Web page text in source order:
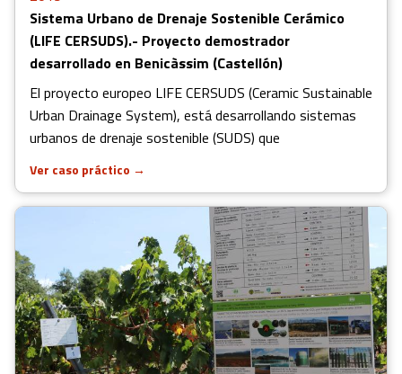
Sistema Urbano de Drenaje Sostenible Cerámico
(LIFE CERSUDS).- Proyecto demostrador
desarrollado en Benicàssim (Castellón)
El proyecto europeo LIFE CERSUDS (Ceramic Sustainable
Urban Drainage System), está desarrollando sistemas
urbanos de drenaje sostenible (SUDS) que
Ver caso práctico →